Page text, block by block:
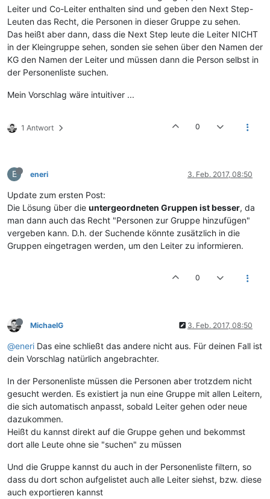
Leiter und Co-Leiter enthalten sind und geben den Next Step-
Leuten das Recht, die Personen in dieser Gruppe zu sehen.
Das heißt aber dann, dass die Next Step leute die Leiter NICHT
in der Kleingruppe sehen, sonden sie sehen über den Namen der
KG den Namen der Leiter und müssen dann die Person selbst in
der Personenliste suchen.
Mein Vorschlag wäre intuitiver ...
1 Antwort 0
E eneri 3. Feb. 2017, 08:50
Update zum ersten Post:
Die Lösung über die untergeordneten Gruppen ist besser, da
man dann auch das Recht "Personen zur Gruppe hinzufügen"
vergeben kann. D.h. der Suchende könnte zusätzlich in die
Gruppen eingetragen werden, um den Leiter zu informieren.
0
MichaelG 3. Feb. 2017, 08:50
@eneri Das eine schließt das andere nicht aus. Für deinen Fall ist
dein Vorschlag natürlich angebrachter.
In der Personenliste müssen die Personen aber trotzdem nicht
gesucht werden. Es existiert ja nun eine Gruppe mit allen Leitern,
die sich automatisch anpasst, sobald Leiter gehen oder neue
dazukommen.
Heißt du kannst direkt auf die Gruppe gehen und bekommst
dort alle Leute ohne sie "suchen" zu müssen
Und die Gruppe kannst du auch in der Personenliste filtern, so
dass du dort schon aufgelistet auch alle Leiter siehst, bzw. diese
auch exportieren kannst